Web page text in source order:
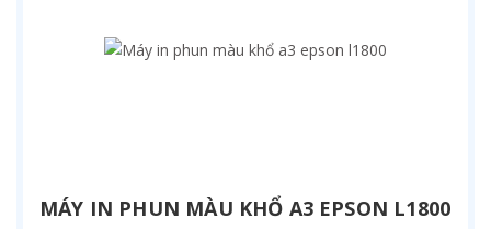
MÁY IN PHUN MÀU KHỔ A3 EPSON L1800